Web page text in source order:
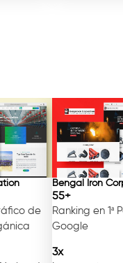
de
Bengal Iron
55+
Ranking en 1ª
Google
3x